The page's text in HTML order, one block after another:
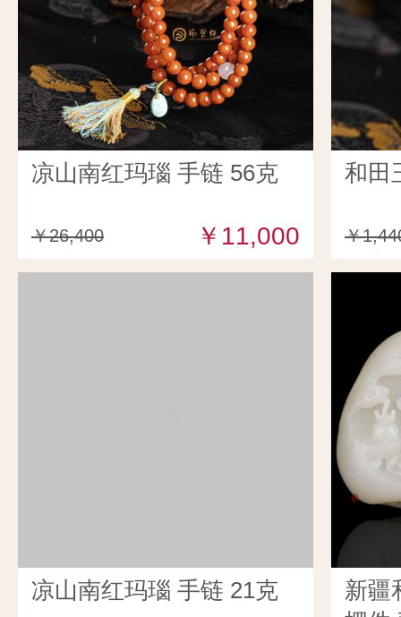
凉山南红玛瑙 手链 56克
￥26,400 ￥11,000
和田
￥
凉山南红玛瑙 手链 21克
新疆